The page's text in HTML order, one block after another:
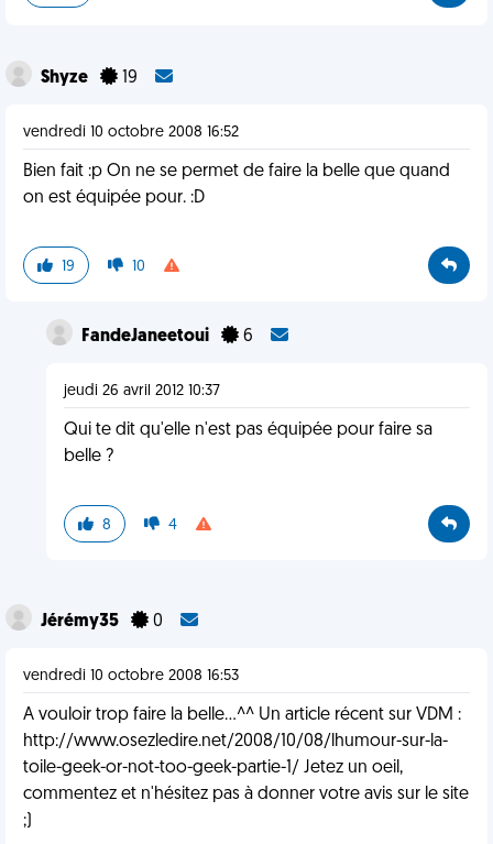
Shyze 19
vendredi 10 octobre 2008 16:52
Bien fait :p On ne se permet de faire la belle que quand
on est équipée pour. :D
19 10
FandeJaneetoui 6
jeudi 26 avril 2012 10:37
Qui te dit qu'elle n'est pas équipée pour faire sa
belle ?
8 4
Jérémy35 0
vendredi 10 octobre 2008 16:53
A vouloir trop faire la belle...^^ Un article récent sur VDM :
http://www.osezledire.net/2008/10/08/lhumour-sur-la-
toile-geek-or-not-too-geek-partie-1/ Jetez un oeil,
commentez et n'hésitez pas à donner votre avis sur le site
;)